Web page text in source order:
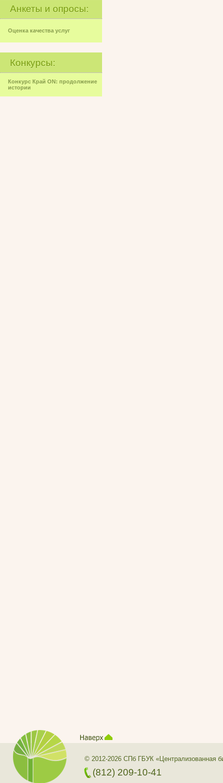
Анкеты и опросы:
Оценка качества услуг
Конкурсы:
Конкурс Край ON: продолжение
истории
© 2012-2026 СПб ГБУК «Централизованная
(812) 209-10-41